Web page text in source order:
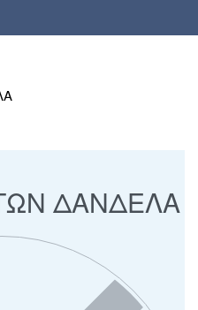
ΔΑΝΔΕΛΑ